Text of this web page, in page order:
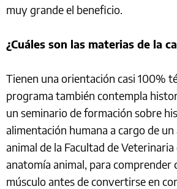
muy grande el beneficio.
¿Cuáles son las materias de la
Tienen una orientación casi 100%
programa también contempla
un seminario de formación sobre
alimentación humana a cargo de
animal de la Facultad de Veterinaria
anatomía animal, para comprender
músculo antes de convertirse en